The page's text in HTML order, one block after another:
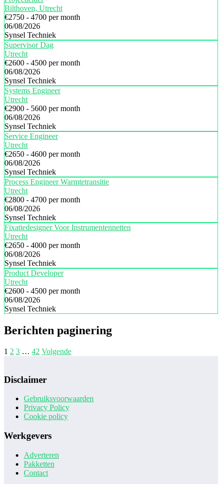
Bilthoven, Utrecht
€2750 - 4700 per month
06/08/2026
Synsel Techniek
Supervisor Dag
Utrecht
€2600 - 4500 per month
06/08/2026
Synsel Techniek
Systems Engineer
Utrecht
€2900 - 5600 per month
06/08/2026
Synsel Techniek
Service Engineer
Utrecht
€2650 - 4600 per month
06/08/2026
Synsel Techniek
Process Engineer Warmtetransitie
Utrecht
€2800 - 4700 per month
06/08/2026
Synsel Techniek
Fixatiedesigner Voor Instrumentennetten
Utrecht
€2650 - 4000 per month
06/08/2026
Synsel Techniek
Product Developer
Utrecht
€2600 - 4500 per month
06/08/2026
Synsel Techniek
Berichten paginering
1 2 3 … 42 Volgende
Disclaimer
Gebruiksvoorwaarden
Privacy Policy
Cookie policy
Werkgevers
Adverteren
Pakketten
Contact